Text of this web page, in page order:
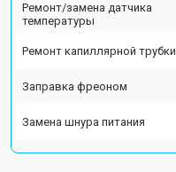
Ремонт/замена датчика
температуры
Ремонт капиллярной трубки
Заправка фреоном
Замена шнура питания
Ремонт вентилятора